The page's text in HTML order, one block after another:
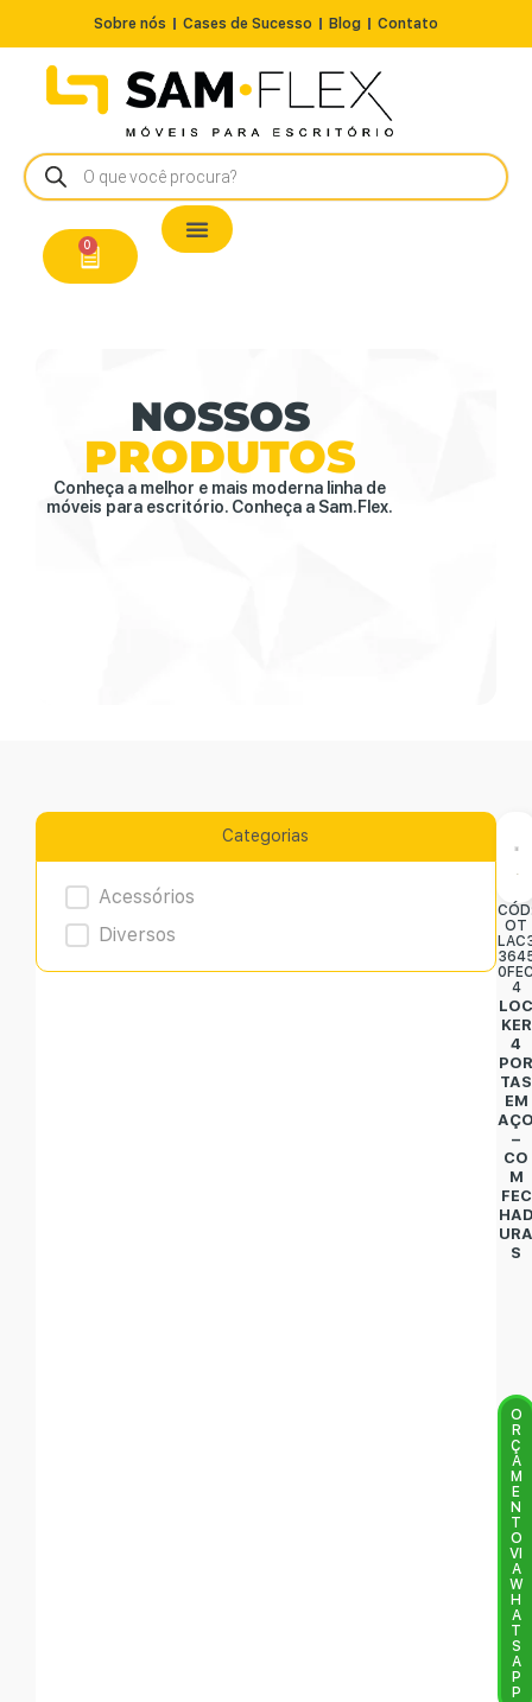
Sobre nós Cases de Sucesso Blog Contato
0
NOSSOS
PRODUTOS
Conheça a melhor e mais moderna linha de
móveis para escritório. Conheça a Sam.Flex.
Categorias
Product Archive
Acessórios
Diversos
OT
4
KER
4
TAS
EM
–
CO
M
FEC
S
O
R
Ç
A
M
E
N
T
O
VI
A
W
H
A
T
S
A
P
P